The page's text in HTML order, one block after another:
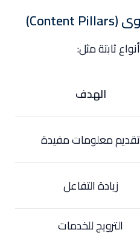
ثابتة مثل:
الهدف
تقديم معلومات مفيدة
زيادة التفاعل
الترويج للخدمات